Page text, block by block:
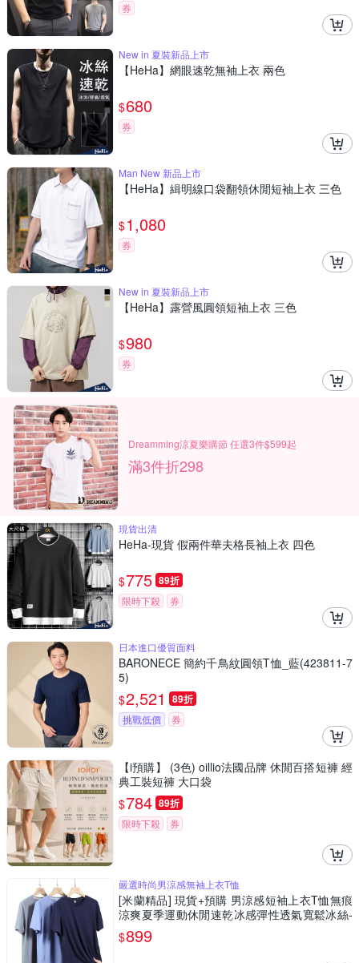
券
New in 夏裝新品上市
【HeHa】網眼速乾無袖上衣 兩色
$680
券
Man New 新品上市
【HeHa】緝明線口袋翻領休閒短袖上衣 三色
$1,080
券
New in 夏裝新品上市
【HeHa】露營風圓領短袖上衣 三色
$980
券
Dreamming涼夏樂購節 任選3件$599起
滿3件折298
現貨出清
HeHa-現貨 假兩件華夫格長袖上衣 四色
$775 89折
限時下殺 券
日本進口優質面料
BARONECE 簡約千鳥紋圓領T恤_藍(423811-7
5)
$2,521 89折
挑戰低價 券
【i預購】 (3色) oillio法國品牌 休閒百搭短褲 經
典工裝短褲 大口袋
$784 89折
限時下殺 券
嚴選時尚男涼感無袖上衣T恤
[米蘭精品] 現貨+預購 男涼感短袖上衣T恤無痕
涼爽夏季運動休閒速乾冰感彈性透氣寬鬆冰絲-
男裝3色74lg23
$899